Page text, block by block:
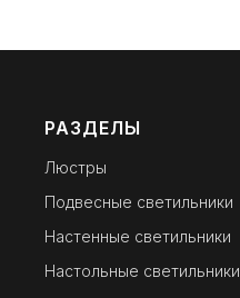
РАЗДЕЛЫ
Люстры
Подвесные светильники
Настенные светильники
Настольные светильники